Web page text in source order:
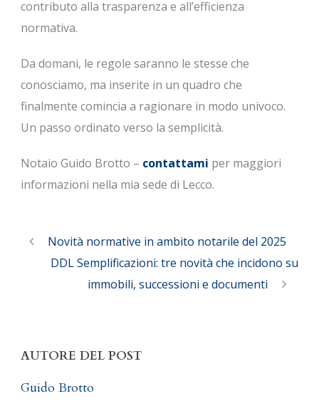
contributo alla trasparenza e all’efficienza
normativa.
Da domani, le regole saranno le stesse che
conosciamo, ma inserite in un quadro che
finalmente comincia a ragionare in modo univoco.
Un passo ordinato verso la semplicità.
Notaio Guido Brotto – contattami per maggiori
informazioni nella mia sede di Lecco.
Novità normative in ambito notarile del 2025
DDL Semplificazioni: tre novità che incidono su
immobili, successioni e documenti
AUTORE DEL POST
Guido Brotto